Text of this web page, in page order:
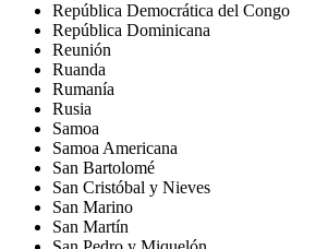
República Democrática del Congo
República Dominicana
Reunión
Ruanda
Rumanía
Rusia
Samoa
Samoa Americana
San Bartolomé
San Cristóbal y Nieves
San Marino
San Martín